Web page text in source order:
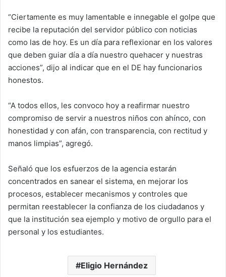
“Ciertamente es muy lamentable e innegable el golpe que
recibe la reputación del servidor público con noticias
como las de hoy. Es un día para reflexionar en los valores
que deben guiar día a día nuestro quehacer y nuestras
acciones”, dijo al indicar que en el DE hay funcionarios
honestos.
“A todos ellos, les convoco hoy a reafirmar nuestro
compromiso de servir a nuestros niños con ahínco, con
honestidad y con afán, con transparencia, con rectitud y
manos limpias”, agregó.
Señaló que los esfuerzos de la agencia estarán
concentrados en sanear el sistema, en mejorar los
procesos, establecer mecanismos y controles que
permitan reestablecer la confianza de los ciudadanos y
que la institución sea ejemplo y motivo de orgullo para el
personal y los estudiantes.
Eligio Hernández